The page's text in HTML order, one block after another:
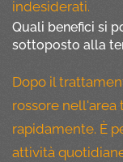
indesiderati.
Quali benefici si
sottoposto alla
Dopo il
rossore nell'area
rapidamente. È
attività